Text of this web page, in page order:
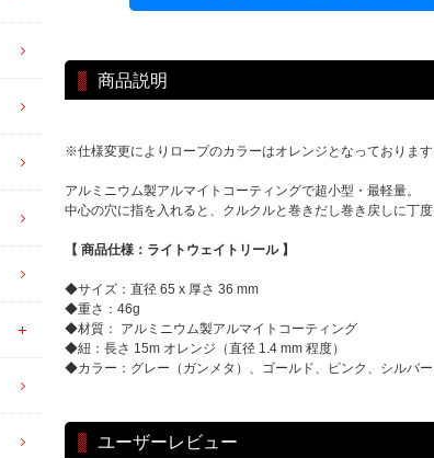
商品説明
※仕様変更によりロープのカラーはオレンジとなっております
アルミニウム製アルマイトコーティングで超小型・最軽量。
中心の穴に指を入れると、クルクルと巻きだし巻き戻しに丁度
【 商品仕様：ライトウェイトリール 】
◆サイズ：直径 65 x 厚さ 36 mm
◆重さ：46g
◆材質： アルミニウム製アルマイトコーティング
◆紐：長さ 15m オレンジ（直径 1.4 mm 程度）
◆カラー：グレー（ガンメタ）、ゴールド、ピンク、シルバ
ユーザーレビュー